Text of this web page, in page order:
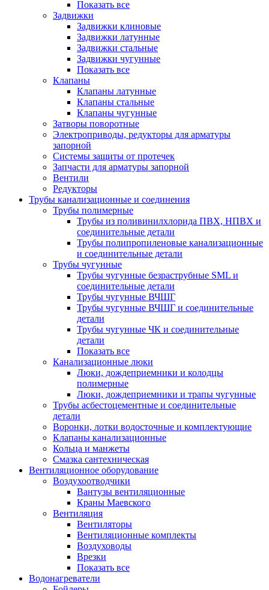
Показать все
Задвижки
Задвижки клиновые
Задвижки латунные
Задвижки стальные
Задвижки чугунные
Показать все
Клапаны
Клапаны латунные
Клапаны стальные
Клапаны чугунные
Затворы поворотные
Электроприводы, редукторы для арматуры
запорной
Системы защиты от протечек
Запчасти для арматуры запорной
Вентили
Редукторы
Трубы канализационные и соединения
Трубы полимерные
Трубы из поливинилхлорида ПВХ, НПВХ и
соединительные детали
Трубы полипропиленовые канализационные
и соединительные детали
Трубы чугунные
Трубы чугунные безраструбные SML и
соединительные детали
Трубы чугунные ВЧШГ
Трубы чугунные ВЧШГ и соединительные
детали
Трубы чугунные ЧК и соединительные
детали
Показать все
Канализационные люки
Люки, дождеприемники и колодцы
полимерные
Люки, дождеприемники и трапы чугунные
Трубы асбестоцементные и соединительные
детали
Воронки, лотки водосточные и комплектующие
Клапаны канализационные
Кольца и манжеты
Смазка сантехническая
Вентиляционное оборудование
Воздухоотводчики
Вантузы вентиляционные
Краны Маевского
Вентиляция
Вентиляторы
Вентиляционные комплекты
Воздуховоды
Врезки
Показать все
Водонагреватели